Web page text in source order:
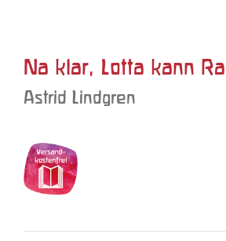
Na klar, Lotta kann
Astrid Lindgren